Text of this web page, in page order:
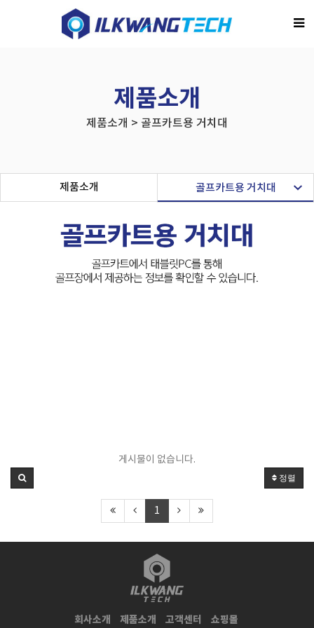
제품소개
제품소개 > 골프카트용 거치대
제품소개 골프카트용 거치대
게시물이 없습니다.
정렬
1
회사소개 제품소개 고객센터 쇼핑몰